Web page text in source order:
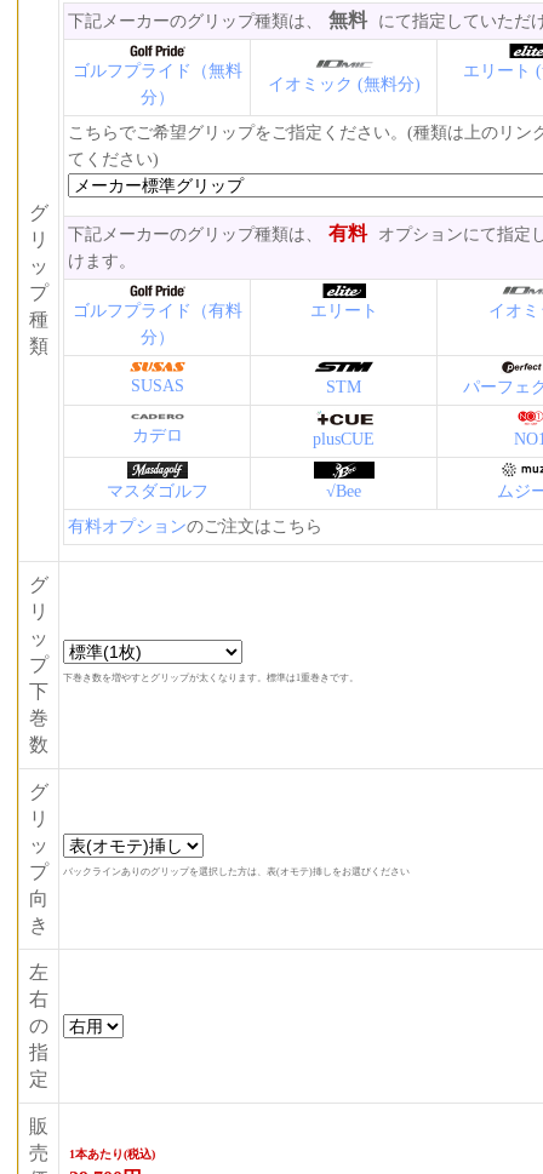
グ
リ
ッ
プ
種
類
下記メーカーのグリップ種類は、 無料 にて指定していただ
ゴルフプライド（無料
分）
イオミック (無料分)
エリート
こちらでご希望グリップをご指定ください。(種類は上のリン
てください)
下記メーカーのグリップ種類は、 有料
オプションにて指定
けます。
ゴルフプライド（有料
分）
エリート イオミ
SUSAS STM パーフェ
カデロ plusCUE
マスダゴルフ √Bee
ムジ
有料オプションのご注文はこちら
グ
リ
ッ
プ
下
巻
数
下巻き数を増やすとグリップが太くなります。標準は1重巻きです。
グ
リ
ッ
プ
向
き
バックラインありのグリップを選択した方は、表(オモテ)挿しをお選びください
左
右
の
指
定
販
売
1本あたり(税込)